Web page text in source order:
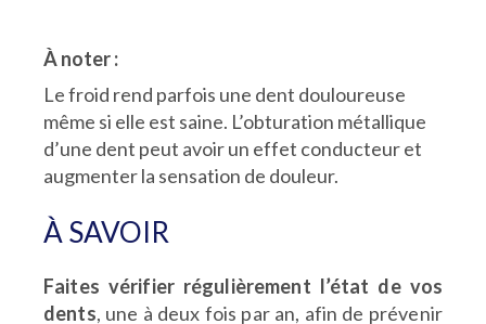
À noter :
Le froid rend parfois une dent douloureuse
même si elle est saine. L’obturation métallique
d’une dent peut avoir un effet conducteur et
augmenter la sensation de douleur.
À SAVOIR
Faites vérifier régulièrement l’état de vos
dents, une à deux fois par an, afin de prévenir